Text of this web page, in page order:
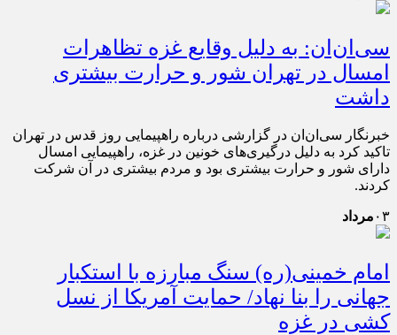
سی‌ان‌ان: به دلیل وقایع غزه تظاهرات
امسال در تهران شور و حرارت بیشتری
داشت
خبرنگار سی‌ان‌ان در گزارشی درباره راهپیمایی روز قدس در تهران
تاکید کرد به دلیل درگیری‌های خونین در غزه، راهپیمایی امسال
دارای شور و حرارت بیشتری بود و مردم بیشتری در آن شرکت
کردند.
۰۳ مرداد
امام خمینی(ره) سنگ مبارزه با استکبار
جهانی را بنا نهاد/ حمایت آمریکا از نسل
کشی در غزه